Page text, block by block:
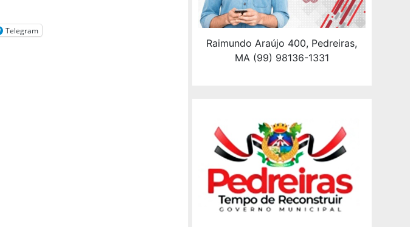
Telegram
Raimundo Araújo 400, Pedreiras,
MA (99) 98136-1331